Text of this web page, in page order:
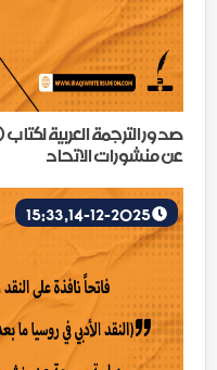
صدور الترجمة العربية
عن منشورات الاتحاد